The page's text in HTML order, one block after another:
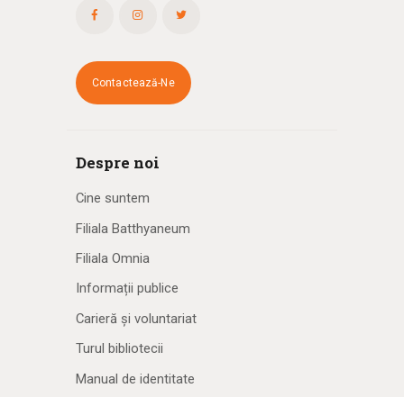
Contactează-Ne
Despre noi
Cine suntem
Filiala Batthyaneum
Filiala Omnia
Informații publice
Carieră și voluntariat
Turul bibliotecii
Manual de identitate